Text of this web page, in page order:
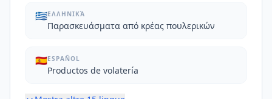
🇬🇷ΕΛΛΗΝΙΚΆ
Παρασκευάσματα από κρέας πουλερικών
🇪🇸ESPAÑOL
Productos de volatería